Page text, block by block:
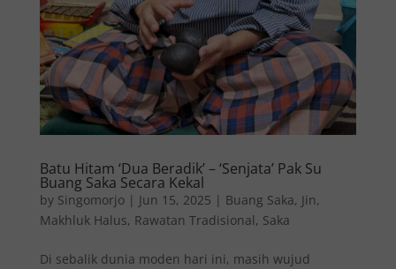
Batu Hitam ‘Dua Beradik’ – ‘Senjata’ Pak Su
Buang Saka Secara Kekal
by Singomorjo| Jun 15, 2025 | Buang Saka, Jin,
Makhluk Halus, Rawatan Tradisional, Saka
Di sebalik dunia moden hari ini, masih wujud